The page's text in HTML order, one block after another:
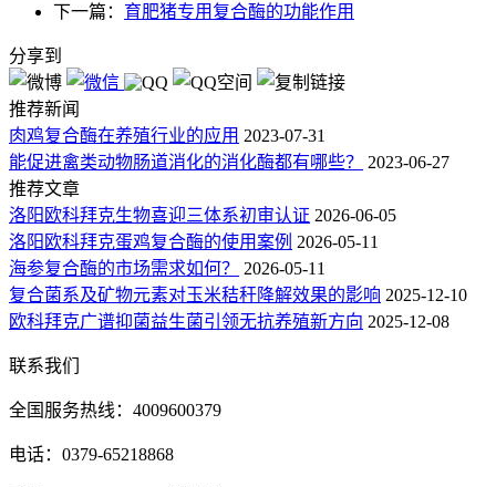
下一篇： 育肥猪专用复合酶的功能作用
分享到
推荐新闻
肉鸡复合酶在养殖行业的应用 2023-07-31
能促进禽类动物肠道消化的消化酶都有哪些？
2023-06-27
推荐文章
洛阳欧科拜克生物喜迎三体系初审认证 2026-06-05
洛阳欧科拜克蛋鸡复合酶的使用案例 2026-05-11
海参复合酶的市场需求如何？
2026-05-11
复合菌系及矿物元素对玉米秸秆降解效果的影响 2025-12-10
欧科拜克广谱抑菌益生菌引领无抗养殖新方向 2025-12-08
联系我们
全国服务热线：4009600379
电话：0379-65218868